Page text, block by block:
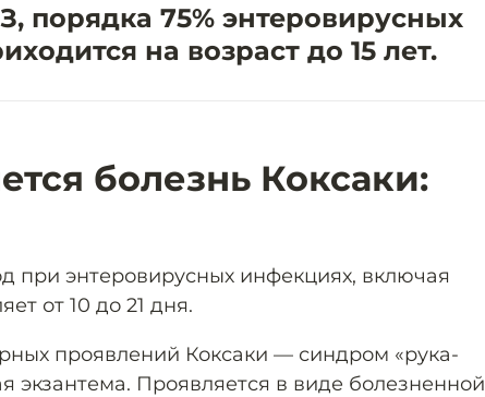
порядка 75% энтеровирусных
на возраст до 15 лет.
болезнь Коксаки:
при энтеровирусных инфекциях, включая
от 10 до 21 дня.
проявлений Коксаки — синдром «рука-
экзантема. Проявляется в виде болезненной